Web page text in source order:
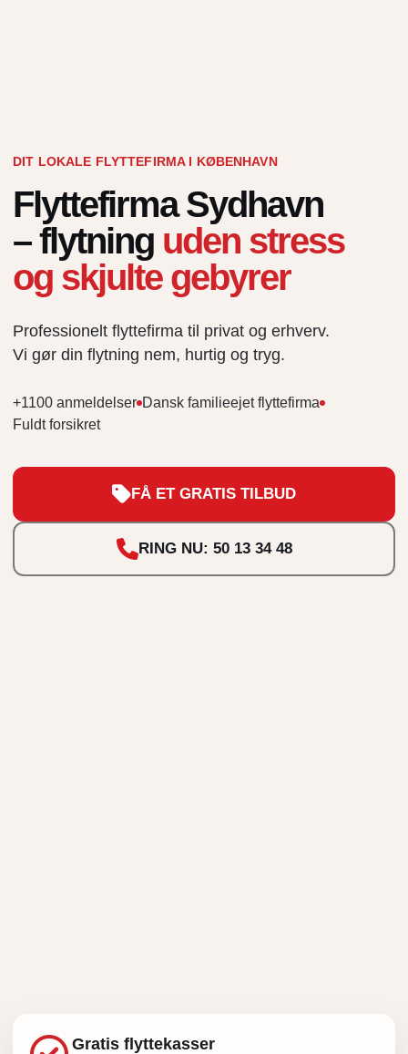
Åbningstider 07:00-17:00
DIT LOKALE FLYTTEFIRMA I KØBENHAVN
Flyttefirma Sydhavn
– flytning uden stress
og skjulte gebyrer
Professionelt flyttefirma til privat og erhverv.
Vi gør din flytning nem, hurtig og tryg.
+1100 anmeldelser Dansk familieejet flyttefirma
Fuldt forsikret
FÅ ET GRATIS TILBUD
RING NU: 50 13 34 48
Gratis flyttekasser